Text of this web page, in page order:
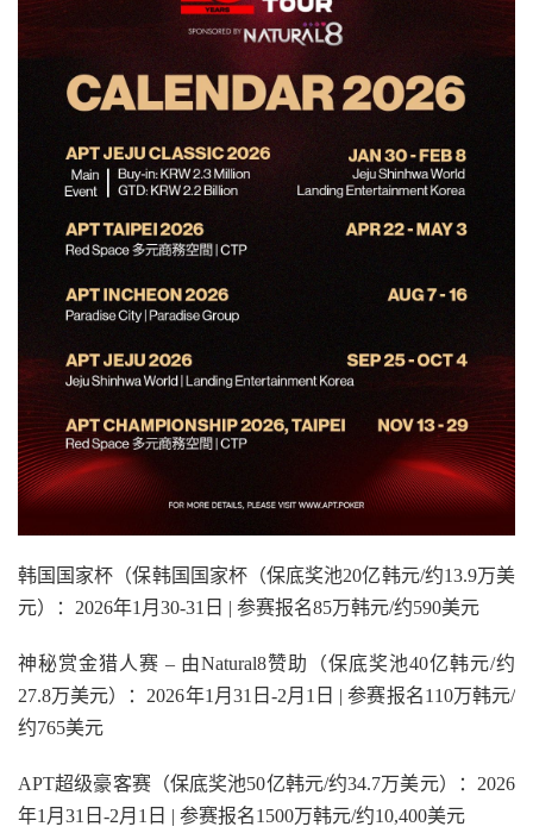
韩国国家杯（保韩国国家杯（保底奖池20亿韩元/约13.9万美
元）：2026年1月30-31日 | 参赛报名85万韩元/约590美元
神秘赏金猎人赛 – 由Natural8赞助（保底奖池40亿韩元/约
27.8万美元）：2026年1月31日-2月1日 | 参赛报名110万韩元/
约765美元
APT超级豪客赛（保底奖池50亿韩元/约34.7万美元）：2026
年1月31日-2月1日 | 参赛报名1500万韩元/约10,400美元